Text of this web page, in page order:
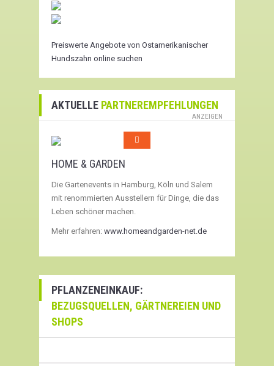
Preiswerte Angebote von Ostamerikanischer
Hundszahn online suchen
AKTUELLE PARTNEREMPFEHLUNGEN
ANZEIGEN
HOME & GARDEN
Die Gartenevents in Hamburg, Köln und Salem
mit renommierten Ausstellern für Dinge, die das
Leben schöner machen.
Mehr erfahren: www.homeandgarden-net.de
PFLANZENEINKAUF:
BEZUGSQUELLEN, GÄRTNEREIEN UND
SHOPS